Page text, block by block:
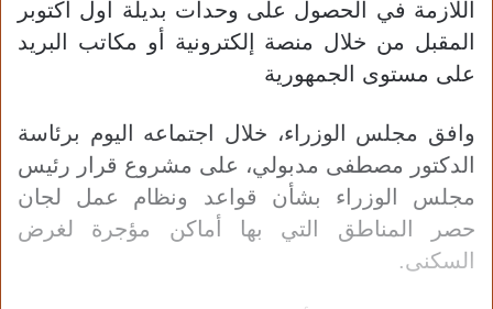
اللازمة في الحصول على وحدات بديلة أول أكتوبر
المقبل من خلال منصة إلكترونية أو مكاتب البريد
على مستوى الجمهورية
وافق مجلس الوزراء، خلال اجتماعه اليوم برئاسة
الدكتور مصطفى مدبولي، على مشروع قرار رئيس
مجلس الوزراء بشأن قواعد ونظام عمل لجان
حصر المناطق التي بها أماكن مؤجرة لغرض
السكنى.